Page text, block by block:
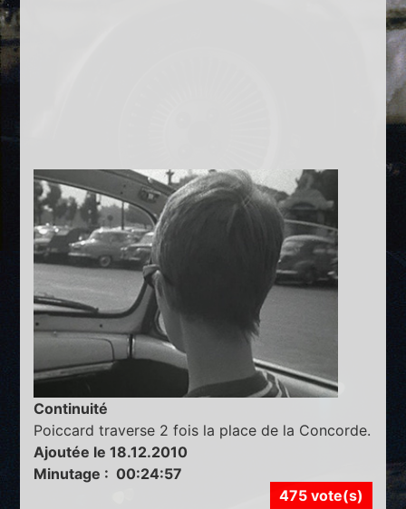
Continuité
Poiccard traverse 2 fois la place de la Concorde.
Ajoutée le 18.12.2010
Minutage : 00:24:57
475 vote(s)